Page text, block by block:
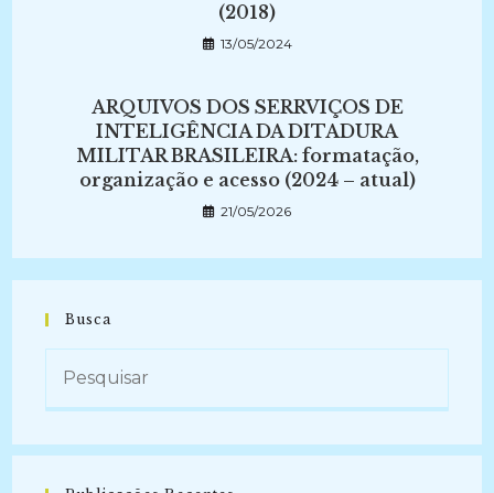
(2018)
13/05/2024
ARQUIVOS DOS SERRVIÇOS DE
INTELIGÊNCIA DA DITADURA
MILITAR BRASILEIRA: formatação,
organização e acesso (2024 – atual)
21/05/2026
Busca